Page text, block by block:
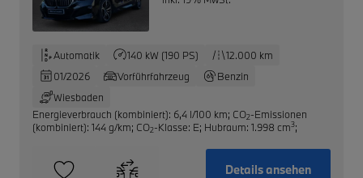
Automatik 140 kW (190 PS)
12.000 km
01/2026
Vorführfahrzeug
Benzin
Wiesbaden
Energieverbrauch (kombiniert): 6,4 l/100 km; CO2-Emissionen
(kombiniert): 144 g/km; CO2-Klasse: E; Hubraum: 1.998 cm3;
Details ansehen